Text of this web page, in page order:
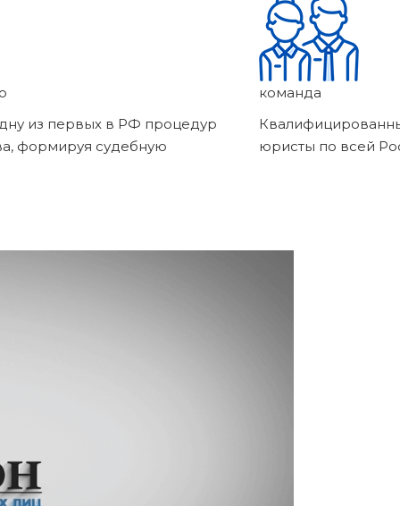
из первых в РФ процедур
формируя судебную
команда
юристы по всей